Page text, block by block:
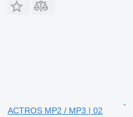
ACTROS MP2 / MP3 | 02